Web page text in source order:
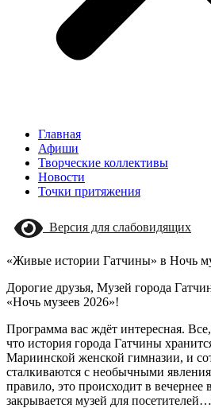
Главная
Афиши
Творческие коллективы
Новости
Точки притяжения
Версия для слабовидящих
«Живые истории Гатчины» в Ночь
Дорогие друзья, Музей города
«Ночь музеев 2026»!
Программа вас ждёт интересная.
что история города Гатчины
Мариинской женской гимназии, и
сталкиваются с необычными
правило, это происходит в вечернее
закрывается музей для